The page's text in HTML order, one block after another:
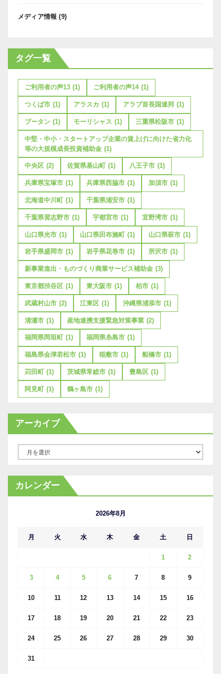
メディア情報 (9)
タグ一覧
ご利用者の声13 (1) ご利用者の声14 (1)
つくば市 (1) アラスカ (1) アラブ首長国連邦 (1)
ブータン (1) モーリシャス (1) 三重県松阪市 (1)
中堅・中小・スタートアップ企業の賃上げに向けた省力化
等の大規模成長投資補助金 (1)
中央区 (2) 佐賀県基山町 (1) 八王子市 (1)
兵庫県宝塚市 (1) 兵庫県西脇市 (1) 加須市 (1)
北海道中川町 (1) 千葉県浦安市 (1)
千葉県習志野市 (1) 宇都宮市 (1) 宜野湾市 (1)
山口県光市 (1) 山口県田布施町 (1) 山口県萩市 (1)
岩手県盛岡市 (1) 岩手県花巻市 (1) 所沢市 (1)
新事業進出・ものづくり商業サービス補助金 (3)
東京都渋谷区 (1) 東大阪市 (1) 柏市 (1)
武蔵村山市 (2) 江東区 (1) 沖縄県浦添市 (1)
清瀬市 (1) 産地連携支援緊急対策事業 (2)
福岡県岡垣町 (1) 福岡県糸島市 (1)
福島県会津若松市 (1) 稲敷市 (1) 船橋市 (1)
苅田町 (1) 茨城県常総市 (1) 豊島区 (1)
阿見町 (1) 鶴ヶ島市 (1)
アーカイブ
カ
イ
カレンダー
2026年8月
月 火 水 木 金 土 日
1 2
3 4 5 6 7 8 9
10 11 12 13 14 15 16
17 18 19 20 21 22 23
24 25 26 27 28 29 30
31